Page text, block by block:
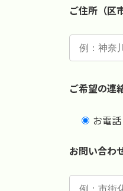
ご住所（区
ご希望の連
お電話
お問い合わ